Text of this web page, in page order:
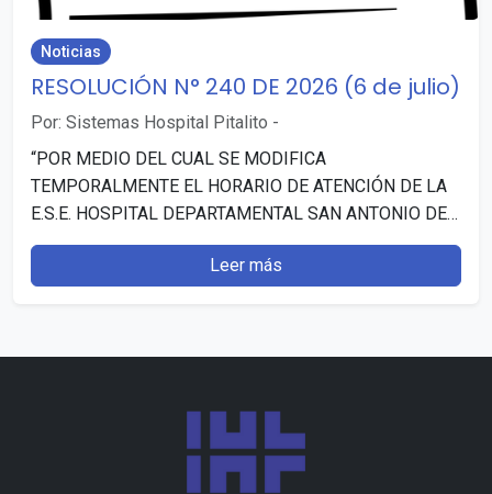
Noticias
RESOLUCIÓN N° 240 DE 2026 (6 de julio)
Por: Sistemas Hospital Pitalito -
“POR MEDIO DEL CUAL SE MODIFICA
TEMPORALMENTE EL HORARIO DE ATENCIÓN DE LA
E.S.E. HOSPITAL DEPARTAMENTAL SAN ANTONIO DE
PITALITO (HUILA)”. Publicado: 7 julio, 2026…
Leer más